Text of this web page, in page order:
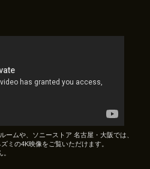
ームや、ソニーストア 名古屋・大阪では、
ミの4K映像をご覧いただけます。